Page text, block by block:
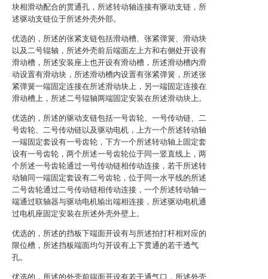
块相滑动配合的贯通孔，所述转动轴连接有驱动支链，所
述驱动支链位于所述外壳外部。
优选的，所述的张紧支链包括滑动槽、张紧弹簧、滑动块
以及二号辊轴，所述外壳前后端面左上方和右侧处开设有
滑动槽，所述安装座上也开设有滑动槽，所述滑动槽内滑
动设置有滑动块，所述滑动槽内设置有张紧弹簧，所述张
紧弹簧一端固定连接在所述滑动块上，另一端固定连接在
滑动槽上，所述二号辊轴两端固定安装在所述滑动块上。
优选的，所述的驱动支链包括一号齿轮、一号传动链、二
号齿轮、二号传动链以及驱动电机，上方一个所述转动轴
一端固定套设有一号齿轮，下方一个所述转动轴上固定套
设有一号齿轮，两个所述一号齿轮位于同一竖直线上，两
个所述一号齿轮通过一号传动链相传动连接，若干所述转
动轴同一端固定套设有二号齿轮，位于同一水平线的所述
二号齿轮通过二号传动链相传动连接，一个所述转动轴一
端通过联轴器与驱动电机输出端相连接，所述驱动电机通
过电机座固定安装在所述外壳外壁上。
优选的，所述的挡板下端面开设有与所述拍打杆相对应的
限位槽，所述挡板端面均匀开设有上下贯通的若干透气
孔。
优选的，所述的外壳前端面开设有若干通气口，所述外壳